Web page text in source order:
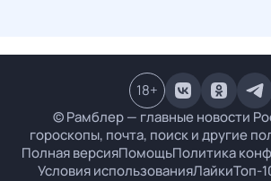
© Рамблер — главные новости
гороскопы, почта, поиск и другие
Полная версияПомощьПолитика
Условия использованияЛайкиТоп-
18+